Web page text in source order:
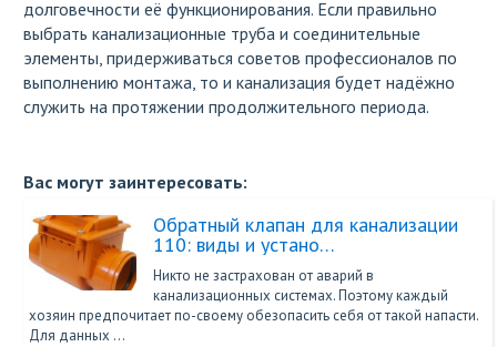
долговечности её функционирования. Если правильно
выбрать канализационные труба и соединительные
элементы, придерживаться советов профессионалов по
выполнению монтажа, то и канализация будет надёжно
служить на протяжении продолжительного периода.
Вас могут заинтересовать:
Обратный клапан для канализации
110: виды и устано…
Никто не застрахован от аварий в
канализационных системах. Поэтому каждый
хозяин предпочитает по-своему обезопасить себя от такой напасти.
Для данных …